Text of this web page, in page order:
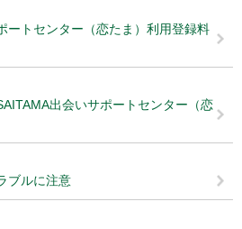
ートセンター（恋たま）利用登録料
出会いサポートセンター（恋
ブルに注意